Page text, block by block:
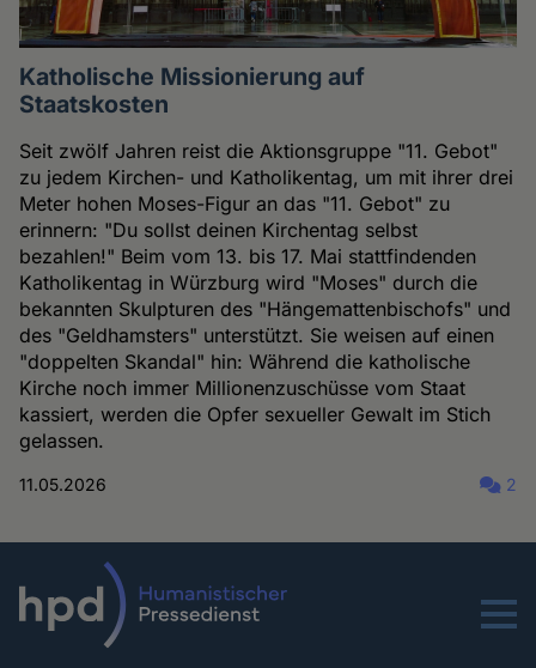
Katholische Missionierung auf
Staatskosten
Seit zwölf Jahren reist die Aktionsgruppe "11. Gebot"
zu jedem Kirchen- und Katholikentag, um mit ihrer drei
Meter hohen Moses-Figur an das "11. Gebot" zu
erinnern: "Du sollst deinen Kirchentag selbst
bezahlen!" Beim vom 13. bis 17. Mai stattfindenden
Katholikentag in Würzburg wird "Moses" durch die
bekannten Skulpturen des "Hängemattenbischofs" und
des "Geldhamsters" unterstützt. Sie weisen auf einen
"doppelten Skandal" hin: Während die katholische
Kirche noch immer Millionenzuschüsse vom Staat
kassiert, werden die Opfer sexueller Gewalt im Stich
gelassen.
11.05.2026 2
Menu